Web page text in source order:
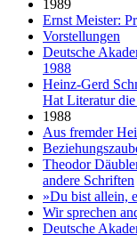
1989
Ernst Meister:
Vorstellungen
Deutsche
1988
Heinz-Gerd
Hat Literatur
1988
Aus fremder
Theodor
andere Schriften
»Du bist allein,
Wir sprechen
Deutsche